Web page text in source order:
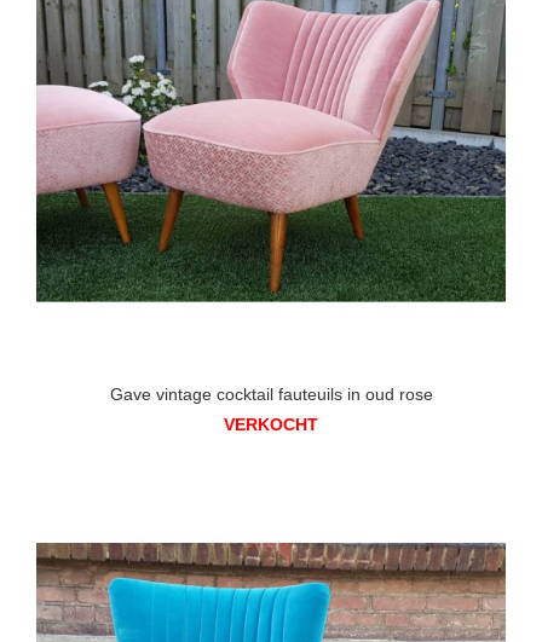
Gave vintage cocktail fauteuils in oud rose
VERKOCHT